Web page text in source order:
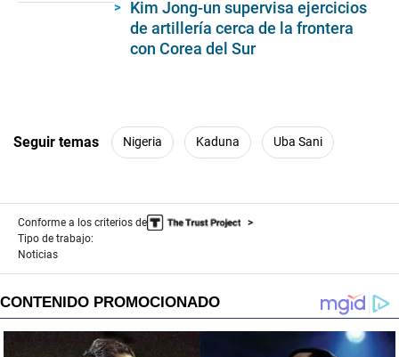
Kim Jong-un supervisa ejercicios
de artillería cerca de la frontera
con Corea del Sur
Seguir temas Nigeria Kaduna Uba Sani
Conforme a los criterios de
Tipo de trabajo:
Noticias